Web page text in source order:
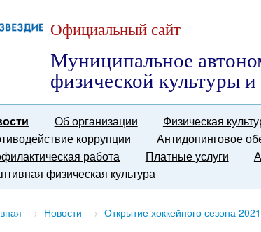
Официальный сайт
Муниципальное
физической культуры
Об организации Физическая
коррупции
Антидопинговое
работа
Платные услуги
физическая культура
→ Новости → Открытие хоккейного сезона 2021